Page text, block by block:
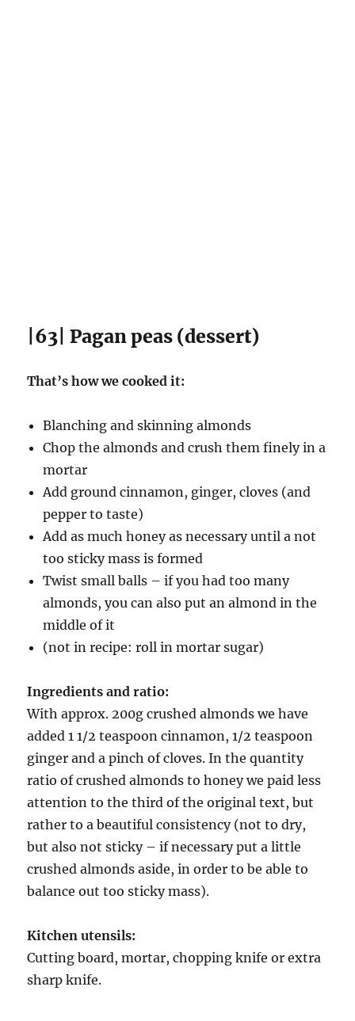
|63| Pagan peas (dessert)
That’s how we cooked it:
Blanching and skinning almonds
Chop the almonds and crush them finely in a
mortar
Add ground cinnamon, ginger, cloves (and
pepper to taste)
Add as much honey as necessary until a not
too sticky mass is formed
Twist small balls – if you had too many
almonds, you can also put an almond in the
middle of it
(not in recipe: roll in mortar sugar)
Ingredients and ratio:
With approx. 200g crushed almonds we have
added 1 1/2 teaspoon cinnamon, 1/2 teaspoon
ginger and a pinch of cloves. In the quantity
ratio of crushed almonds to honey we paid less
attention to the third of the original text, but
rather to a beautiful consistency (not to dry,
but also not sticky – if necessary put a little
crushed almonds aside, in order to be able to
balance out too sticky mass).
Kitchen utensils:
Cutting board, mortar, chopping knife or extra
sharp knife.